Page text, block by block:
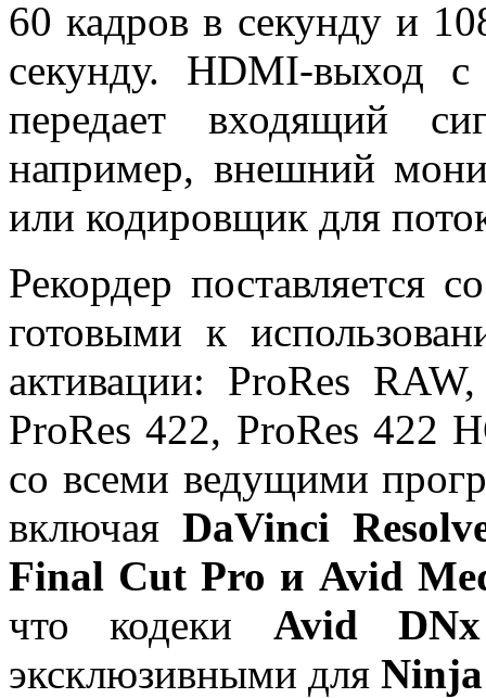
60 кадров в секунду и
секунду. HDMI-выход с
передает входящий
например, внешний
или кодировщик для
Рекордер поставляется
готовыми к
активации: ProRes
ProRes 422, ProRes 422
со всеми ведущими
включая DaVinci
Final Cut Pro и Avid
что кодеки Avid DNx
эксклюзивными для